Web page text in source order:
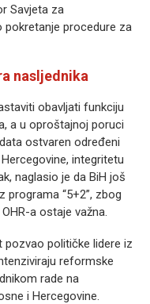
Savjeta za
pokretanje procedure za
nasljednika
obavljati funkciju
a u oproštajnoj poruci
ostvaren određeni
integritetu
naglasio je da BiH još
programa “5+2”, zbog
a ostaje važna.
pozvao političke lidere iz
reformske
rade na
i Hercegovine.